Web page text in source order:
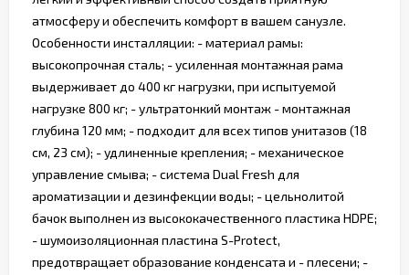
атмосферу и обеспечить комфорт в вашем санузле.
Особенности инсталляции: - материал рамы:
высокопрочная сталь; - усиленная монтажная рама
выдерживает до 400 кг нагрузки, при испытуемой
нагрузке 800 кг; - ультратонкий монтаж - монтажная
глубина 120 мм; - подходит для всех типов унитазов (18
см, 23 см); - удлиненные крепления; - механическое
управление смыва; - система Dual Fresh для
ароматизации и дезинфекции воды; - цельнолитой
бачок выполнен из высококачественного пластика HDPE;
- шумоизоляционная пластина S-Protect,
предотвращает образование конденсата и - плесени; -